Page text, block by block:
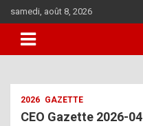
to
content
samedi, août 8, 2026
2026 GAZETTE
CEO Gazette 2026-04